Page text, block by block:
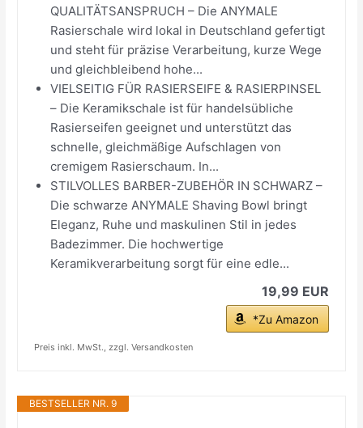
QUALITÄTSANSPRUCH – Die ANYMALE
Rasierschale wird lokal in Deutschland gefertigt
und steht für präzise Verarbeitung, kurze Wege
und gleichbleibend hohe...
VIELSEITIG FÜR RASIERSEIFE & RASIERPINSEL
– Die Keramikschale ist für handelsübliche
Rasierseifen geeignet und unterstützt das
schnelle, gleichmäßige Aufschlagen von
cremigem Rasierschaum. In...
STILVOLLES BARBER-ZUBEHÖR IN SCHWARZ –
Die schwarze ANYMALE Shaving Bowl bringt
Eleganz, Ruhe und maskulinen Stil in jedes
Badezimmer. Die hochwertige
Keramikverarbeitung sorgt für eine edle...
19,99 EUR
*Zu Amazon
Preis inkl. MwSt., zzgl. Versandkosten
BESTSELLER NR. 9